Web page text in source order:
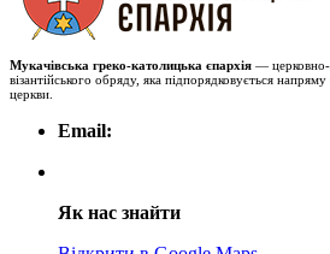
Мукачівська греко-католицька єпархія — церковно-
візантійського обряду, яка підпорядковується
церкви.
Email:
Як нас знайти